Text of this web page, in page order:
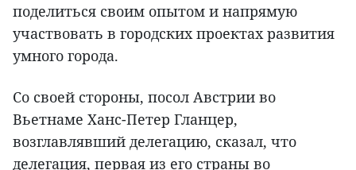
поделиться своим опытом и напрямую
участвовать в городских проектах развития
умного города.
Со своей стороны, посол Австрии во
Вьетнаме Ханс-Петер Гланцер,
возглавлявший делегацию, сказал, что
делегация, первая из его страны во